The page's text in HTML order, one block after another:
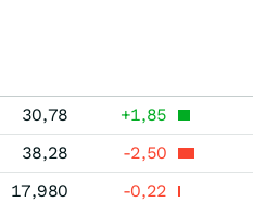
30,78
+1,85
38,28
-2,50
17,980
-0,22